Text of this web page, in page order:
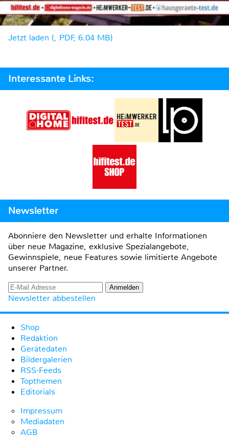
Jetzt laden (, PDF, 6.04 MB)
Interessante Links:
Newsletter
Abonniere den Newsletter und erhalte Informationen
über neue Magazine, exklusive Spezialangebote,
Gewinnspiele, neue Features sowie limitierte Angebote
unserer Partner.
Newsletter abbestellen
Shop
Redaktion
Gerätedaten
Bildergalerien
RSS-Feeds
Topthemen
Editorials
Impressum
Mediadaten
AGB